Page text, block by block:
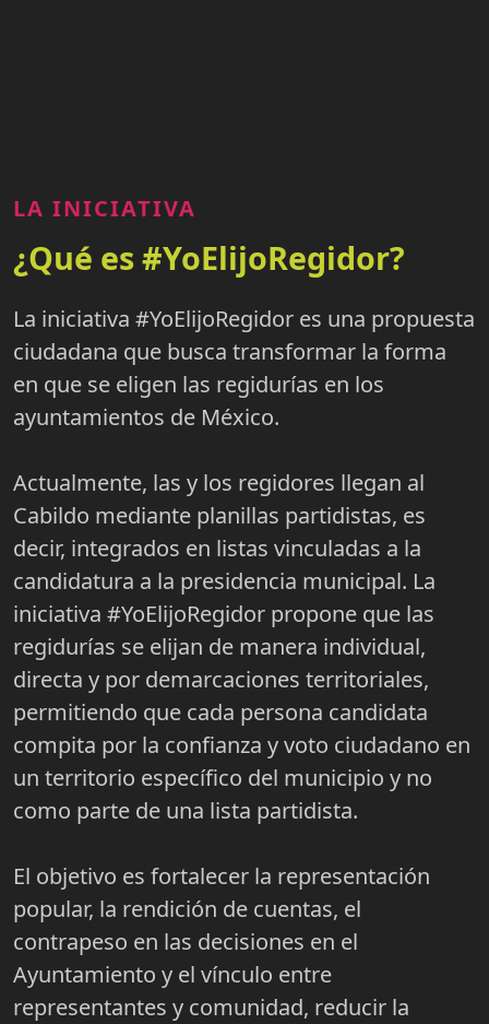
LA INICIATIVA
¿Qué es #YoElijoRegidor?
La iniciativa #YoElijoRegidor es una propuesta
ciudadana que busca transformar la forma
en que se eligen las regidurías en los
ayuntamientos de México.
Actualmente, las y los regidores llegan al
Cabildo mediante planillas partidistas, es
decir, integrados en listas vinculadas a la
candidatura a la presidencia municipal. La
iniciativa #YoElijoRegidor propone que las
regidurías se elijan de manera individual,
directa y por demarcaciones territoriales,
permitiendo que cada persona candidata
compita por la confianza y voto ciudadano en
un territorio específico del municipio y no
como parte de una lista partidista.
El objetivo es fortalecer la representación
popular, la rendición de cuentas, el
contrapeso en las decisiones en el
Ayuntamiento y el vínculo entre
representantes y comunidad, reducir la